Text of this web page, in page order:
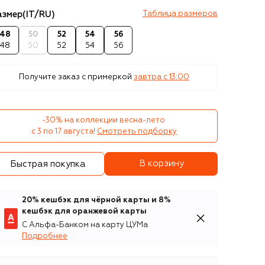
(IT/RU) Таблица размеров
48
50
50
52
52
54
54
56
56
Получите заказ с примеркой завтра c 13:00
-30% на коллекции весна-лето
с 3 по 17 августа! Смотреть подборку
Быстрая покупка В корзину
20% кешбэк для чёрной карты и 8%
кешбэк для оранжевой карты
С Альфа-Банком на карту ЦУМа
Подробнее